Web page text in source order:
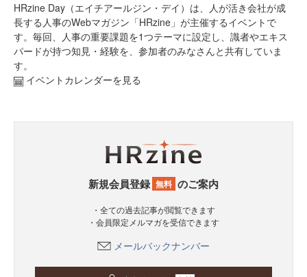
HRzine Day（エイチアールジン・デイ）は、人が活き会社が成
長する人事のWebマガジン「HRzine」が主催するイベントで
す。毎回、人事の重要課題を1つテーマに設定し、識者やエキス
パードが持つ知見・経験を、参加者のみなさんと共有していま
す。
イベントカレンダーを見る
新規会員登録 無料 のご案内
・全ての過去記事が閲覧できます
・会員限定メルマガを受信できます
メールバックナンバー